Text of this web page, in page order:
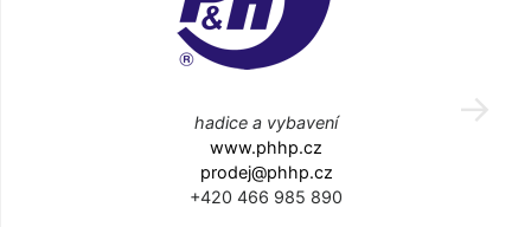
hadice a vybavení
www.phhp.cz
prodej@phhp.cz
+420 466 985 890